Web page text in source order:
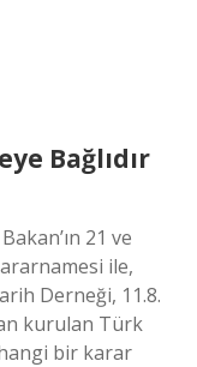
Bağlıdır
21 ve
ile,
Derneği, 11.8.
kurulan Türk
bir karar